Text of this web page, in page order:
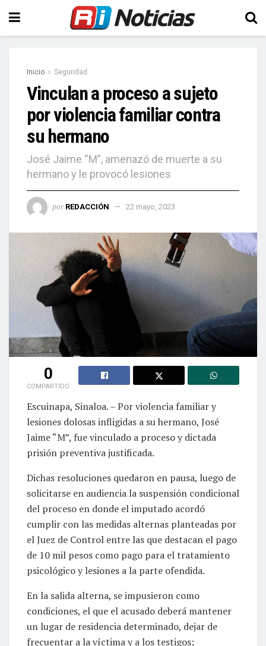
Inicio Seguridad
Vinculan a proceso a sujeto
por violencia familiar contra
su hermano
José Jaime “M”, amenazó de muerte a su
hermano y le provocó lesiones
por REDACCIÓN 22 mayo, 2023
0
COMPARTIDO
Escuinapa, Sinaloa. – Por violencia familiar y
lesiones dolosas infligidas a su hermano, José
Jaime “M”, fue vinculado a proceso y dictada
prisión preventiva justificada.
Dichas resoluciones quedaron en pausa, luego de
solicitarse en audiencia la suspensión condicional
del proceso en donde el imputado acordó
cumplir con las medidas alternas planteadas por
el Juez de Control entre las que destacan el pago
de 10 mil pesos como pago para el tratamiento
psicológico y lesiones a la parte ofendida.
En la salida alterna, se impusieron como
condiciones, el que el acusado deberá mantener
un lugar de residencia determinado, dejar de
frecuentar a la víctima y a los testigos;